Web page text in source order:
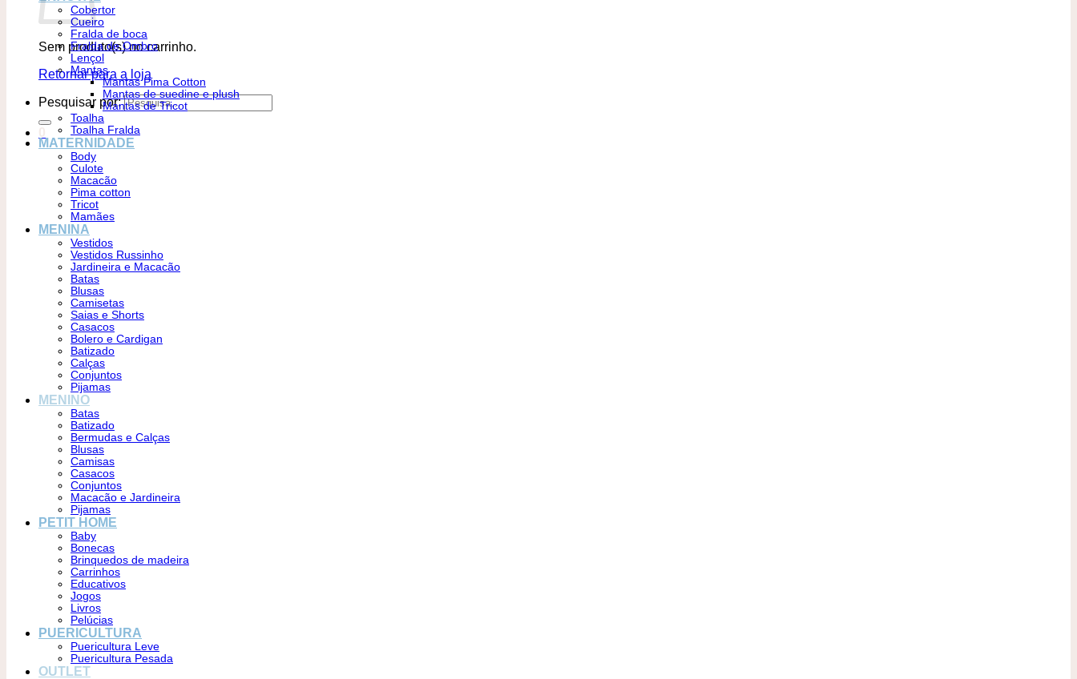
Sem produto(s) no carrinho.
Retornar para a loja
Pesquisar por:
Cobertor
Cueiro
Fralda de boca
Fralda de Ombro
Lençol
Mantas
Mantas Pima Cotton
Mantas de suedine e plush
Mantas de Tricot
Toalha
Toalha Fralda
MATERNIDADE
Body
Culote
Macacão
Pima cotton
Tricot
Mamães
MENINA
Vestidos
Vestidos Russinho
Jardineira e Macacão
Batas
Blusas
Camisetas
Saias e Shorts
Casacos
Bolero e Cardigan
Batizado
Calças
Conjuntos
Pijamas
MENINO
Batas
Batizado
Bermudas e Calças
Blusas
Camisas
Casacos
Conjuntos
Macacão e Jardineira
Pijamas
PETIT HOME
Baby
Bonecas
Brinquedos de madeira
Carrinhos
Educativos
Jogos
Livros
Pelúcias
PUERICULTURA
Puericultura Leve
Puericultura Pesada
OUTLET